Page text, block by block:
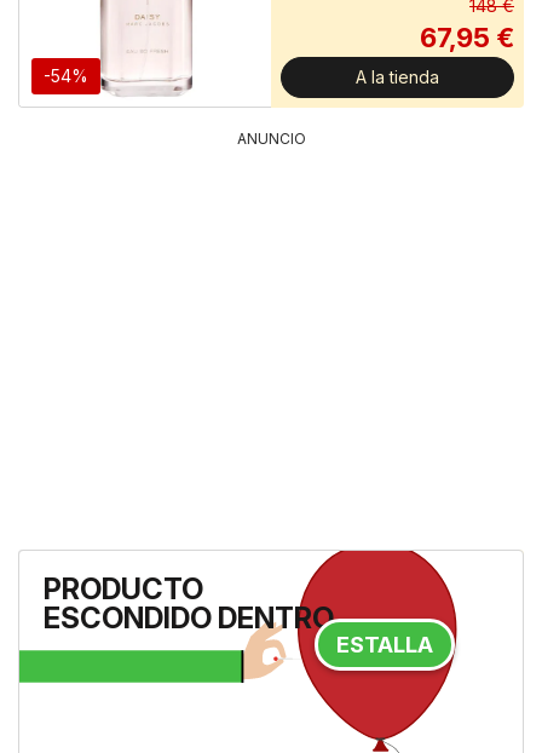
-54%
148 €
67,95 €
A la tienda
ANUNCIO
Protector Solar Matificante
SPF50
- **Protección UV** El
protector solar de amplio
espectro con SPF 50 ayuda a
proteger la piel frente a...
PRODUCTO
ESCONDIDO DENTRO
ESTALLA